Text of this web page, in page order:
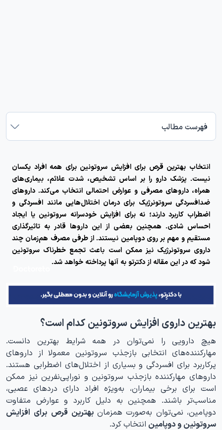
فهرست مطالب
انتخاب بهترین قرص برای افزایش سروتونین برای همه افراد یکسان
نیست. پزشک دارو را بر اساس تشخیص، شدت علائم، بیماری‌های
همراه، داروهای مصرفی و عوارض احتمالی انتخاب می‌کند. داروهای
ضدافسردگی سروتونرژیک برای درمان اختلال‌هایی مانند افسردگی و
اضطراب کاربرد دارند؛ نه برای افزایش خودسرانه سروتونین یا ایجاد
احساس شادی. همچنین بعضی از این داروها قادر به تاثیرگذاری
مستقیم و مهم بر روی دوپامین نیستند. از طرفی مصرف هم‌زمان چند
داروی سروتونرژیک نیز ممکن است باعث تجمع خطرناک سروتونین
شود که در این مقاله از دکترتو به آنها پرداخته خواهد شد.
بهترین داروی افزایش سروتونین کدام است؟
هیچ دارویی را نمی‌توان در همه شرایط بهترین دانست.
مهارکننده‌های انتخابی بازجذب سروتونین معمولا از داروهای
پرکاربرد برای افسردگی و بسیاری از اختلال‌های اضطرابی هستند.
داروهای مهارکننده بازجذب سروتونین و نوراپی‌نفرین نیز ممکن
است برای برخی بیماران، به‌ویژه افراد دارای دردهای عصبی،
مناسب‌تر باشند. همچنین به دلیل کاربرد و عوارض متفاوت
دوپامین، نمی‌توان به‌صورت همزمانبهترین قرص برای افزایش
سروتونین و دوپامین انتخاب کرد.